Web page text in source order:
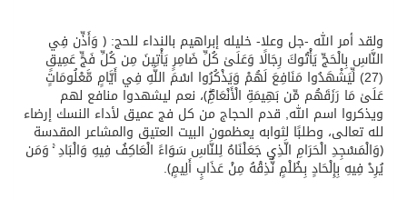
ولقد أمر الله -جل وعلا- خليله إبراهيم بالنداء للحج: ﴿ وَأَذِّن فِي
النَّاسِ بِالْحَجِّ يَأْتُوكَ رِجَالًا وَعَلَىٰ كُلِّ ضَامِرٍ يَأْتِينَ مِن كُلِّ فَجٍّ عَمِيقٍ
(27) لِّيَشْهَدُوا مَنَافِعَ لَهُمْ وَيَذْكُرُوا اسْمَ اللَّهِ فِي أَيَّامٍ مَّعْلُومَاتٍ
عَلَىٰ مَا رَزَقَهُم مِّن بَهِيمَةِ الْأَنْعَامِۖ﴾، نعم ليشهدوا منافع لهم
ويذكروا اسم الله, قدم الحجاج من كل فج عميق لأداء النسك إرضاء
لله تعالى، وطلبًا لثوابه يعظمون البيت العتيق والمشاعر المقدسة
﴿وَالْمَسْجِدِ الْحَرَامِ الَّذِي جَعَلْنَاهُ لِلنَّاسِ سَوَاءً الْعَاكِفُ فِيهِ وَالْبَادِ ۚ وَمَن
يُرِدْ فِيهِ بِإِلْحَادٍ بِظُلْمٍ نُّذِقْهُ مِنْ عَذَابٍ أَلِيمٍ﴾.